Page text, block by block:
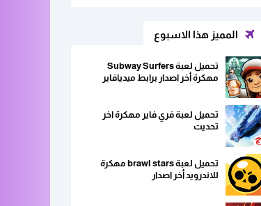
المميز هذا الاسبوع
تحميل لعبة Subway Surfers
مهكرة أخر اصدار برابط ميديافاير
تحميل لعبة فري فاير مهكرة اخر
تحديت
تحميل لعبة brawl stars مهكرة
للاندرويد أخر اصدار